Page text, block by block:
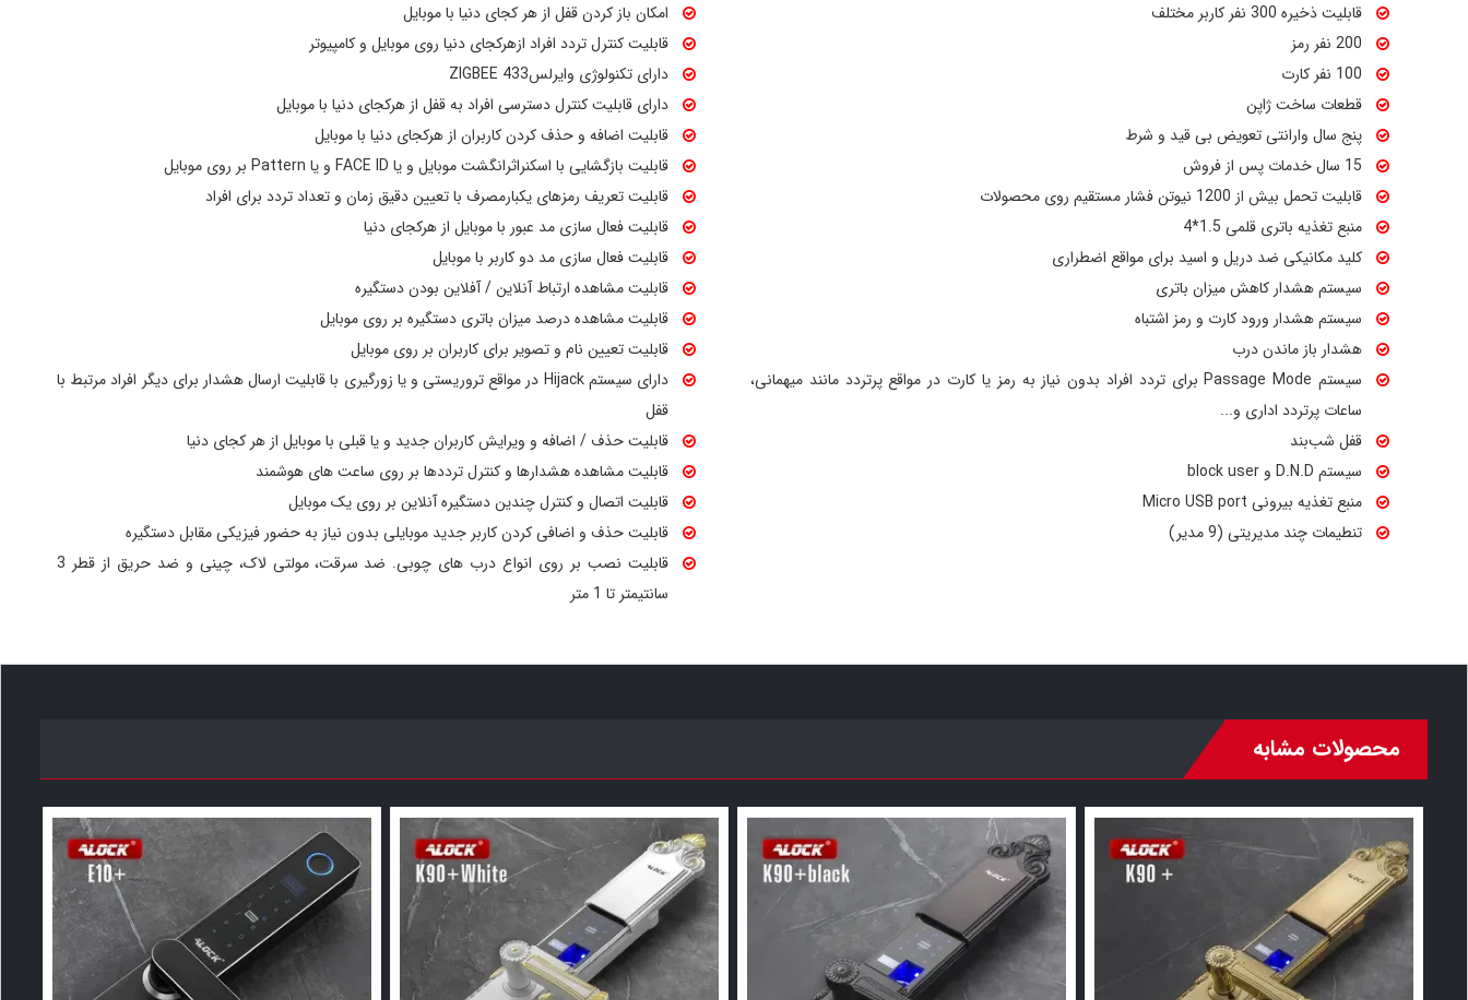
قابلیت ذخیره 300 نفر کاربر مختلف
200 نفر رمز
100 نفر کارت
قطعات ساخت ژاپن
پنج سال وارانتی تعویض بی قید و شرط
15 سال خدمات پس از فروش
قابلیت تحمل بیش از 1200 نیوتن فشار مستقیم روی محصولات
منبع تغذیه باتری قلمی 1.5*4
کلید مکانیکی ضد دریل و اسید برای مواقع اضطراری
سیستم هشدار کاهش میزان باتری
سیستم هشدار ورود کارت و رمز اشتباه
هشدار باز ماندن درب
سیستم Passage Mode برای تردد افراد بدون نیاز به رمز یا کارت در مواقع پرتردد مانند میهمانی،
ساعات پرتردد اداری و...
قفل شب‌بند
سیستم D.N.D و block user
منبع تغذیه بیرونی Micro USB port
تنطیمات چند مدیریتی (9 مدیر)
امکان باز کردن قفل از هر کجای دنیا با موبایل
قابلیت کنترل تردد افراد ازهرکجای دنیا روی موبایل و کامپیوتر
دارای تکنولوژی وایرلسZIGBEE 433
دارای قابلیت کنترل دسترسی افراد به قفل از هرکجای دنیا با موبایل
قابلیت اضافه و حذف کردن کاربران از هرکجای دنیا با موبایل
قابلیت بازگشایی با اسکنراثرانگشت موبایل و یا FACE ID و یا Pattern بر روی موبایل
قابلیت تعریف رمزهای یکبارمصرف با تعیین دقیق زمان و تعداد تردد برای افراد
قابلیت فعال سازی مد عبور با موبایل از هرکجای دنیا
قابلیت فعال سازی مد دو کاربر با موبایل
قابلیت مشاهده ارتباط آنلاین / آفلاین بودن دستگیره
قابلیت مشاهده درصد میزان باتری دستگیره بر روی موبایل
قابلیت تعیین نام و تصویر برای کاربران بر روی موبایل
دارای سیستم Hijack در مواقع تروریستی و یا زورگیری با قابلیت ارسال هشدار برای دیگر افراد مرتبط با
قفل
قابلیت حذف / اضافه و ویرایش کاربران جدید و یا قبلی با موبایل از هر کجای دنیا
قابلیت مشاهده هشدارها و کنترل ترددها بر روی ساعت های هوشمند
قابلیت اتصال و کنترل چندین دستگیره آنلاین بر روی یک موبایل
قابلیت حذف و اضافی کردن کاربر جدید موبایلی بدون نیاز به حضور فیزیکی مقابل دستگیره
قابلیت نصب بر روی انواع درب های چوبی. ضد سرقت، مولتی لاک، چینی و ضد حریق از قطر 3
سانتیمتر تا 1 متر
محصولات مشابه